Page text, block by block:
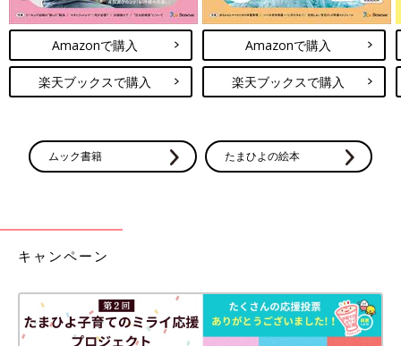
Amazonで購入
楽天ブックスで購入
Amazonで購入
楽天ブックスで購入
ムック書籍 たまひよの絵本
キャンペーン